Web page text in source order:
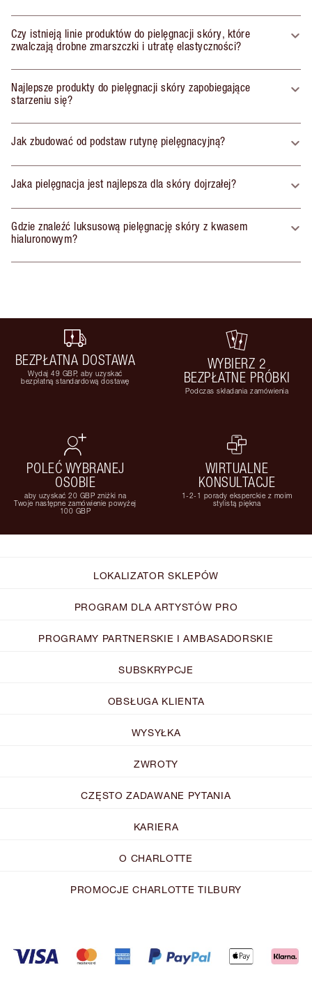
Czy istnieją linie produktów do pielęgnacji skóry, które
zwalczają drobne zmarszczki i utratę elastyczności?
Najlepsze produkty do pielęgnacji skóry zapobiegające
starzeniu się?
Jak zbudować od podstaw rutynę pielęgnacyjną?
Jaka pielęgnacja jest najlepsza dla skóry dojrzałej?
Gdzie znaleźć luksusową pielęgnację skóry z kwasem
hialuronowym?
BEZPŁATNA DOSTAWA
Wydaj 49 GBP, aby uzyskać
bezpłatną standardową dostawę
WYBIERZ 2
BEZPŁATNE PRÓBKI
Podczas składania zamówienia
POLEĆ WYBRANEJ
OSOBIE
aby uzyskać 20 GBP zniżki na
Twoje następne zamówienie powyżej
100 GBP
WIRTUALNE
KONSULTACJE
1-2-1 porady eksperckie z moim
stylistą piękna
LOKALIZATOR SKLEPÓW
PROGRAM DLA ARTYSTÓW PRO
PROGRAMY PARTNERSKIE I AMBASADORSKIE
SUBSKRYPCJE
OBSŁUGA KLIENTA
WYSYŁKA
ZWROTY
CZĘSTO ZADAWANE PYTANIA
KARIERA
O CHARLOTTE
PROMOCJE CHARLOTTE TILBURY